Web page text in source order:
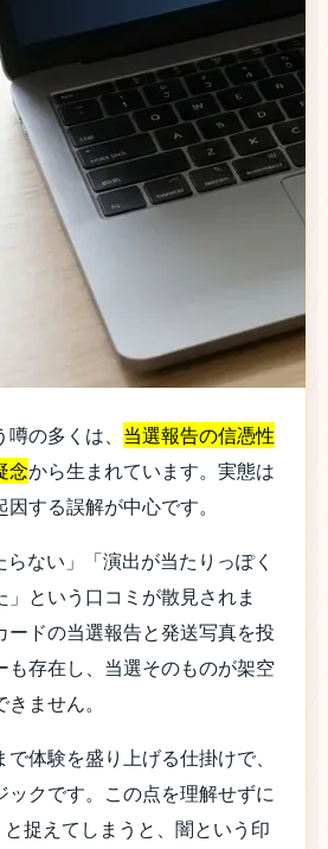
の多くは、 当選報告の信憑性
念から生まれています。実態は
する誤解が中心です。
ない」「演出が当たりっぽく
」という口コミが散見されま
ードの当選報告と発送写真を投
も存在し、当選そのものが架空
ません。
体験を盛り上げる仕掛けで、
ックです。この点を理解せずに
と捉えてしまうと、闇という印